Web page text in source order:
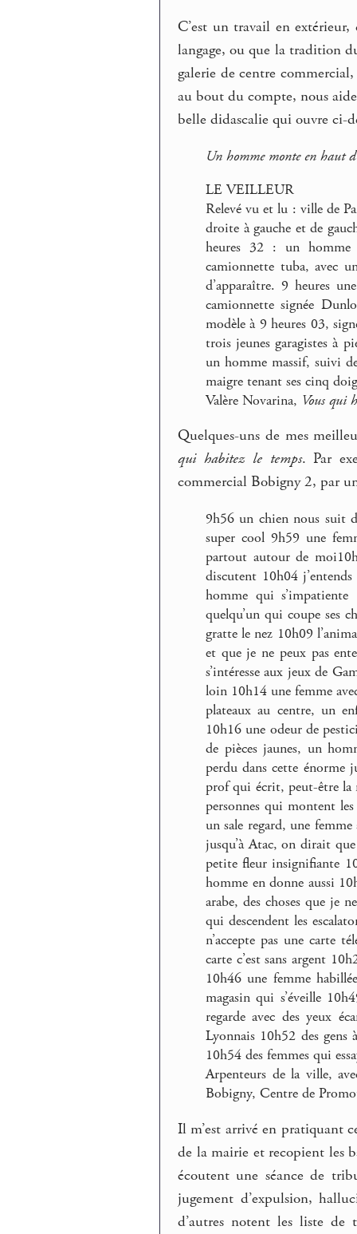
C’est un travail en
langage, ou que la tradition
galerie de centre
au bout du compte, nous
belle didascalie qui ouvre ci-
Un homme monte en haut
LE VEILLEUR
Relevé vu et lu : ville de
droite à gauche et de
heures 32 : un homme
camionnette tuba, avec
d’apparaître. 9 heures
camionnette signée
modèle à 9 heures 03,
trois jeunes garagistes à
un homme massif, suivi
maigre tenant ses cinq
Valère Novarina, Vous qui
Quelques-uns de mes
qui habitez le temps. Par
commercial Bobigny 2, par
9h56 un chien nous suit
super cool 9h59 une
partout autour de
discutent 10h04
homme qui
quelqu’un qui coupe ses
gratte le nez 10h09
et que je ne peux pas
s’intéresse aux jeux de
loin 10h14 une femme
plateaux au centre, un
10h16 une odeur de
de pièces jaunes, un
perdu dans cette
prof qui écrit, peut-être la
personnes qui montent
un sale regard, une
jusqu’à Atac, on dirait
petite fleur insignifiante
homme en donne aussi
arabe, des choses que je
qui descendent les
n’accepte pas une carte
carte c’est sans argent
10h46 une femme
magasin qui s’éveille
regarde avec des yeux
Lyonnais 10h52 des gens
10h54 des femmes qui
Arpenteurs de la ville,
Bobigny, Centre de
Il m’est arrivé en pratiquant
de la mairie et recopient les
écoutent une séance de
jugement d’expulsion,
d’autres notent les liste de